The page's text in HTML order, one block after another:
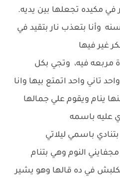
مكيده تجعلها بين يديه.
وأنا بتعذب نار بتقيد في
غير فيها
مربعه فيه، وتجي بكل
تاني واحد اتمتع بيها وانا
ينام ويقوم علي جمالها
عليه باسمه
باسمي ليلاتي
النوم وهي بتنام
في ده قالها وهو يشير